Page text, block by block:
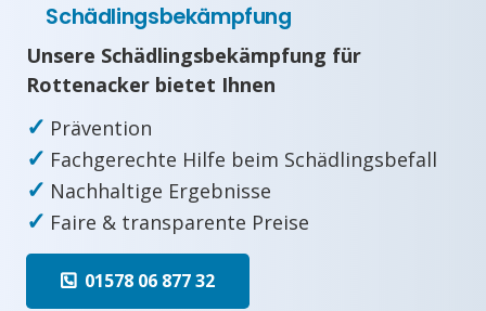
Schädlingsbekämpfung
Unsere Schädlingsbekämpfung für
Rottenacker bietet Ihnen
✓ Prävention
✓ Fachgerechte Hilfe beim Schädlingsbefall
✓ Nachhaltige Ergebnisse
✓ Faire & transparente Preise
01578 06 877 32